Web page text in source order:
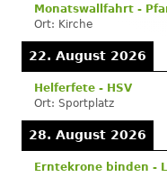
Monatswallfahrt -
Ort: Kirche
22. August 2026
Helferfete - HSV
Ort: Sportplatz
28. August 2026
Erntekrone binden -